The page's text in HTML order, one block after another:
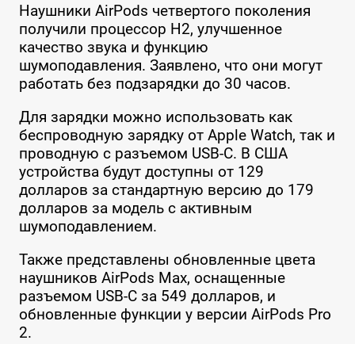
Наушники AirPods четвертого поколения
получили процессор H2, улучшенное
качество звука и функцию
шумоподавления. Заявлено, что они могут
работать без подзарядки до 30 часов.
Для зарядки можно использовать как
беспроводную зарядку от Apple Watch, так и
проводную с разъемом USB-C. В США
устройства будут доступны от 129
долларов за стандартную версию до 179
долларов за модель с активным
шумоподавлением.
Также представлены обновленные цвета
наушников AirPods Max, оснащенные
разъемом USB-C за 549 долларов, и
обновленные функции у версии AirPods Pro
2.